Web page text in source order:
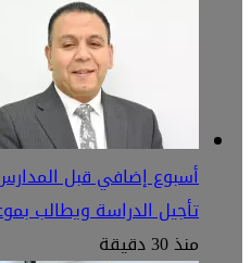
أسبوع إضافي قبل
تأجيل الدراسة ويطالب
منذ 30 دقيقة